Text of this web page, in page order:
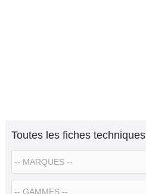
Toutes les fiches techniques